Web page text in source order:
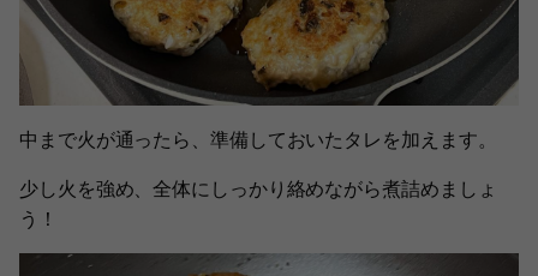
中まで火が通ったら、準備しておいたタレを加えます。
少し火を強め、全体にしっかり絡めながら煮詰めましょ
う！